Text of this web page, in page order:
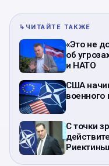
↳ ЧИТАЙТЕ ТАКЖЕ
«Это не
об
и НАТО
США
военного
С точки